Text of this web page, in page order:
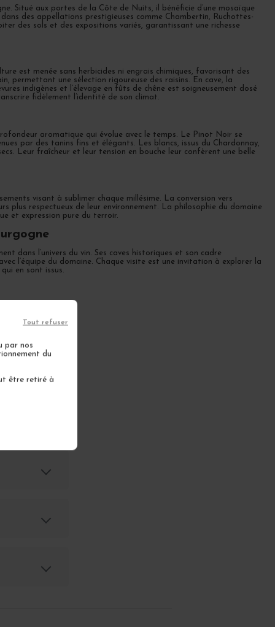
par nos
du
être retiré à
Tout refuser
Situé aux portes de la Côte de Nuits, il bénéficie d’une mosaïque
des appellations prestigieuses comme Chambertin, Ruchottes-
des sols et des expositions variés, garantissant une richesse
est menée sans herbicides ni engrais chimiques, favorisant des
permettant une sélection rigoureuse des raisins. En cave, la
indigènes et l’élevage en fûts de chêne est soigneusement dosé
fidèlement l’identité de son climat.
aromatique qui évolue avec le temps. Le Pinot Noir se
par des tanins fins et élégants. Les blancs, issus du Chardonnay,
Leur fraîcheur et leur tension en bouche leur confèrent une belle
visant à sublimer chaque millésime. La conversion vers
plus respectueux de leur environnement. La philosophie du domaine
et expression pure du terroir.
dans l’univers du vin. Ses caves historiques et son cadre
l’équipe du domaine. Chaque visite est une invitation à explorer la
en sont issus.
?